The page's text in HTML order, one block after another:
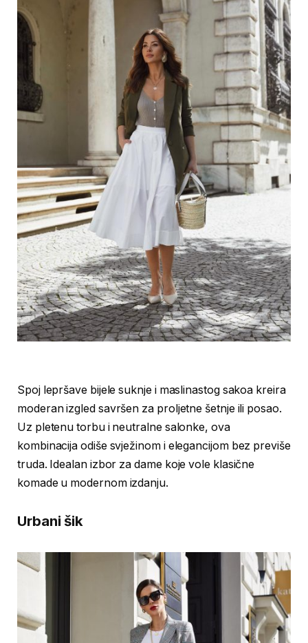
Spoj lepršave bijele suknje i maslinastog sakoa kreira
moderan izgled savršen za proljetne šetnje ili posao.
Uz pletenu torbu i neutralne salonke, ova
kombinacija odiše svježinom i elegancijom bez previše
truda. Idealan izbor za dame koje vole klasične
komade u modernom izdanju.
Urbani šik